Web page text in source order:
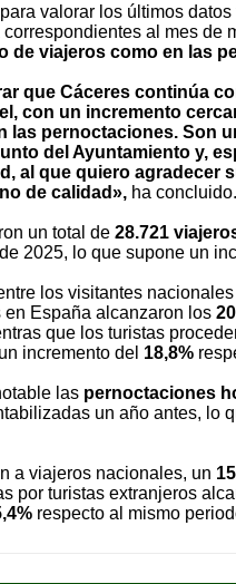
valorar los últimos
al mes de
de viajeros como en las
que Cáceres continúa
con un incremento
las pernoctaciones. Son
del Ayuntamiento y,
al que quiero agradecer
de calidad», ha concluido.
un total de 28.721
2025, lo que supone un
los visitantes
España alcanzaron los
que los turistas
incremento del 18,8%
las pernoctaciones
un año antes, lo
a viajeros nacionales, un
por turistas extranjeros
respecto al mismo